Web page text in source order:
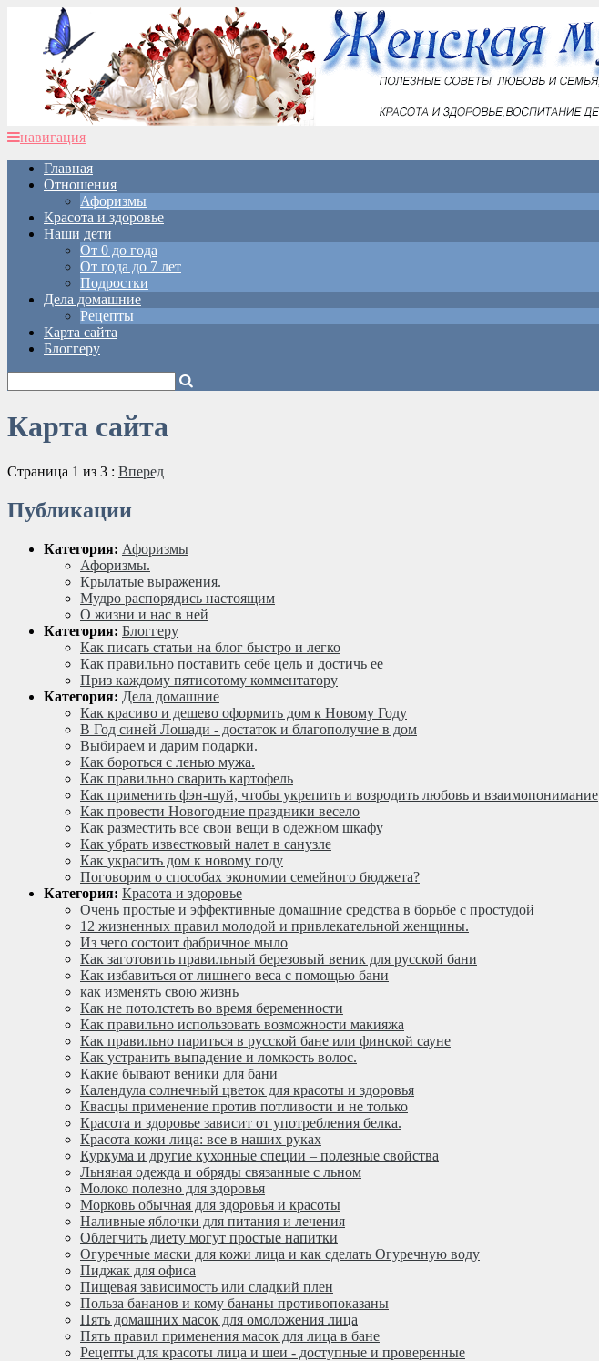
навигация
Главная
Отношения
Афоризмы
Красота и здоровье
Наши дети
От 0 до года
От года до 7 лет
Подростки
Дела домашние
Рецепты
Карта сайта
Блоггеру
Карта сайта
Страница 1 из 3 : Вперед
Публикации
Категория: Афоризмы
Афоризмы.
Крылатые выражения.
Мудро распорядись настоящим
О жизни и нас в ней
Категория: Блоггеру
Как писать статьи на блог быстро и легко
Как правильно поставить себе цель и достичь ее
Приз каждому пятисотому комментатору
Категория: Дела домашние
Как красиво и дешево оформить дом к Новому Году
В Год синей Лошади - достаток и благополучие в дом
Выбираем и дарим подарки.
Как бороться с ленью мужа.
Как правильно сварить картофель
Как применить фэн-шуй, чтобы укрепить и возродить любовь и взаимопонимание
Как провести Новогодние праздники весело
Как разместить все свои вещи в одежном шкафу
Как убрать известковый налет в санузле
Как украсить дом к новому году
Поговорим о способах экономии семейного бюджета?
Категория: Красота и здоровье
Очень простые и эффективные домашние средства в борьбе с простудой
12 жизненных правил молодой и привлекательной женщины.
Из чего состоит фабричное мыло
Как заготовить правильный березовый веник для русской бани
Как избавиться от лишнего веса с помощью бани
как изменять свою жизнь
Как не потолстеть во время беременности
Как правильно использовать возможности макияжа
Как правильно париться в русской бане или финской сауне
Как устранить выпадение и ломкость волос.
Какие бывают веники для бани
Календула солнечный цветок для красоты и здоровья
Квасцы применение против потливости и не только
Красота и здоровье зависит от употребления белка.
Красота кожи лица: все в наших руках
Куркума и другие кухонные специи – полезные свойства
Льняная одежда и обряды связанные с льном
Молоко полезно для здоровья
Морковь обычная для здоровья и красоты
Наливные яблочки для питания и лечения
Облегчить диету могут простые напитки
Огуречные маски для кожи лица и как сделать Огуречную воду
Пиджак для офиса
Пищевая зависимость или сладкий плен
Польза бананов и кому бананы противопоказаны
Пять домашних масок для омоложения лица
Пять правил применения масок для лица в бане
Рецепты для красоты лица и шеи - доступные и проверенные